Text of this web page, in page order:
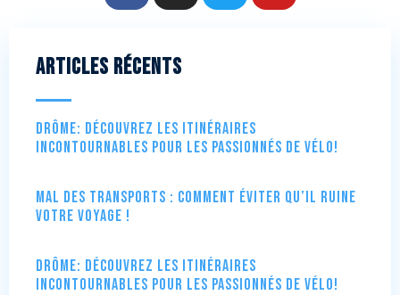
Articles récents
Drôme: Découvrez les itinéraires
incontournables pour les passionnés de vélo!
Mal des transports : comment éviter qu’il ruine
votre voyage !
Drôme: Découvrez les itinéraires
incontournables pour les passionnés de vélo!